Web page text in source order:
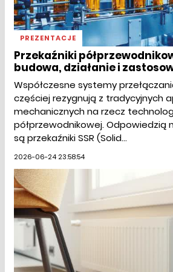
PREZENTACJE
Przekaźniki
budowa, działanie i
Współczesne systemy
częściej rezygnują z tradycyjnych
mechanicznych na rzecz
półprzewodnikowej. Odpowiedzią
są przekaźniki SSR (Solid...
2026-06-24 23:58:54